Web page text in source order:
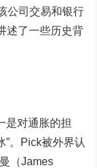
司交易和银行
述了一些历史背
对通胀的担
”。Pick被外界认
（James